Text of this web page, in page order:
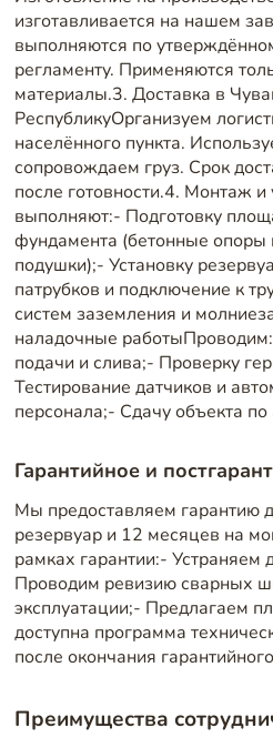
изготавливается на нашем
выполняются по
регламенту. Применяются
материалы.3. Доставка в
РеспубликуОрганизуем
населённого пункта.
сопровождаем груз. Срок
после готовности.4. Монтаж
выполняют:- Подготовку
фундамента (бетонные
подушки);- Установку
патрубков и подключение к
систем заземления и
наладочные
подачи и слива;- Проверку
Тестирование датчиков и
персонала;- Сдачу объекта
Гарантийное и
Мы предоставляем гарантию
резервуар и 12 месяцев на
рамках гарантии:- Устраняем
Проводим ревизию сварных
эксплуатации;- Предлагаем
доступна программа
после окончания
Преимущества